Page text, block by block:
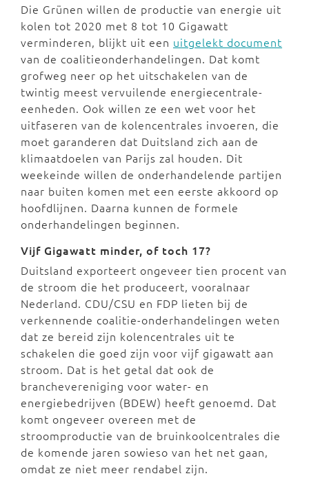
Die Grünen willen de productie van energie uit
kolen tot 2020 met 8 tot 10 Gigawatt
verminderen, blijkt uit een uitgelekt document
van de coalitieonderhandelingen. Dat komt
grofweg neer op het uitschakelen van de
twintig meest vervuilende energiecentrale-
eenheden. Ook willen ze een wet voor het
uitfaseren van de kolencentrales invoeren, die
moet garanderen dat Duitsland zich aan de
klimaatdoelen van Parijs zal houden. Dit
weekeinde willen de onderhandelende partijen
naar buiten komen met een eerste akkoord op
hoofdlijnen. Daarna kunnen de formele
onderhandelingen beginnen.
Vijf Gigawatt minder, of toch 17?
Duitsland exporteert ongeveer tien procent van
de stroom die het produceert, vooralnaar
Nederland. CDU/CSU en FDP lieten bij de
verkennende coalitie-onderhandelingen weten
dat ze bereid zijn kolencentrales uit te
schakelen die goed zijn voor vijf gigawatt aan
stroom. Dat is het getal dat ook de
branchevereniging voor water- en
energiebedrijven (BDEW) heeft genoemd. Dat
komt ongeveer overeen met de
stroomproductie van de bruinkoolcentrales die
de komende jaren sowieso van het net gaan,
omdat ze niet meer rendabel zijn.